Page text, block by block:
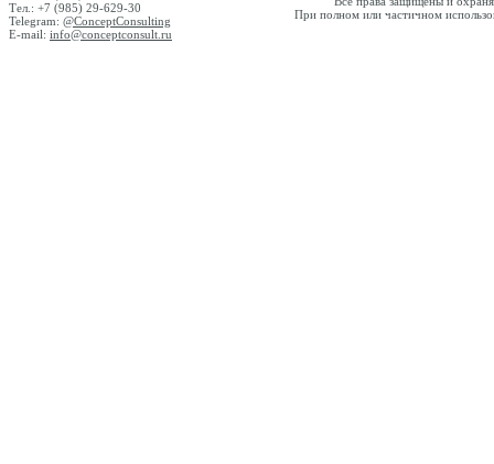
Тел.: +7 (985) 29-629-30
Telegram: @ConceptConsulting
E-mail: info@conceptconsult.ru
При полном или частичном